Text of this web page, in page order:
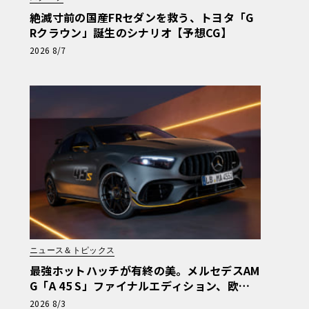
絶滅寸前の国産FRセダンを救う、トヨタ「G
Rクラウン」誕生のシナリオ【予想CG】
2026 8/7
ニュース＆トピックス
最強ホットハッチが有終の美。メルセデスAM
G「A 45 S」ファイナルエディション、欧州
で受注開始
2026 8/3